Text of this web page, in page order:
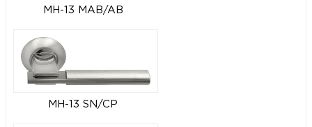
MH-13 MAB/AB
MH-13 SN/CP